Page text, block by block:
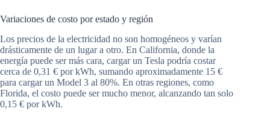
Variaciones de costo por estado y región
Los precios de la electricidad no son homogéneos y varían
drásticamente de un lugar a otro. En California, donde la
energía puede ser más cara, cargar un Tesla podría costar
cerca de 0,31 € por kWh, sumando aproximadamente 15 €
para cargar un Model 3 al 80%. En otras regiones, como
Florida, el costo puede ser mucho menor, alcanzando tan solo
0,15 € por kWh.